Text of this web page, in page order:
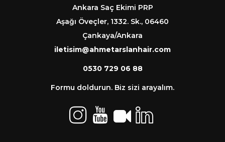
Ankara Saç Ekimi PRP
Aşağı Öveçler, 1332. Sk., 06460
Çankaya/Ankara
iletisim@ahmetarslanhair.com
0530 729 06 88
Formu doldurun. Biz sizi arayalım.